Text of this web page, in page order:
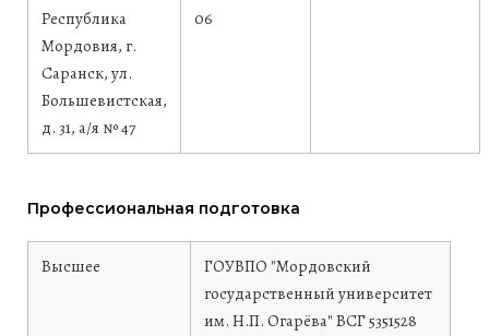
Республика
Мордовия, г.
Саранск, ул.
Большевистская,
д. 31, а/я № 47
06
Профессиональная подготовка
Высшее
ГОУВПО "Мордовский
государственный университет
им. Н.П. Огарёва" ВСГ 5351528